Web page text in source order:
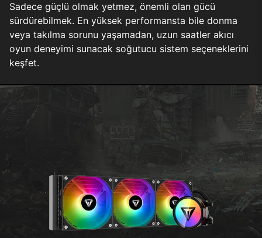
Sadece güçlü olmak yetmez, önemli olan gücü
sürdürebilmek. En yüksek performansta bile donma
veya takılma sorunu yaşamadan, uzun saatler akıcı
oyun deneyimi sunacak soğutucu sistem seçeneklerini
keşfet.